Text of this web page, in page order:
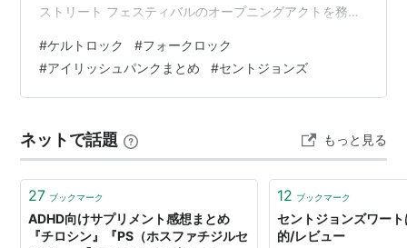
ストリート フェスティバルのオープニングアクトを務め
celticojisan.hatenablog.com バンジョー、フィドル、マ
ンドリン、ティンホイッスルなど、さまざまな伝統楽器
をフィーチャーしたこのバンドは、伝統的なニューファ
します。 …
#ケルトロック #フォークロック
#アイリッシュパンクまとめ #セントジョンズ
ネットで話題 もっと見る
27 ブックマーク
ADHD向けサプリメント感想まとめ
『チロシン』『PS（ホスファチジルセ
12 ブックマーク
セントジョンズワー
的/レビュー